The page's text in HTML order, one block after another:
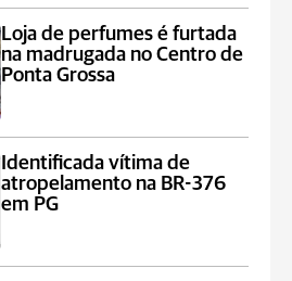
Loja de perfumes é furtada
na madrugada no Centro de
Ponta Grossa
Identificada vítima de
atropelamento na BR-376
em PG